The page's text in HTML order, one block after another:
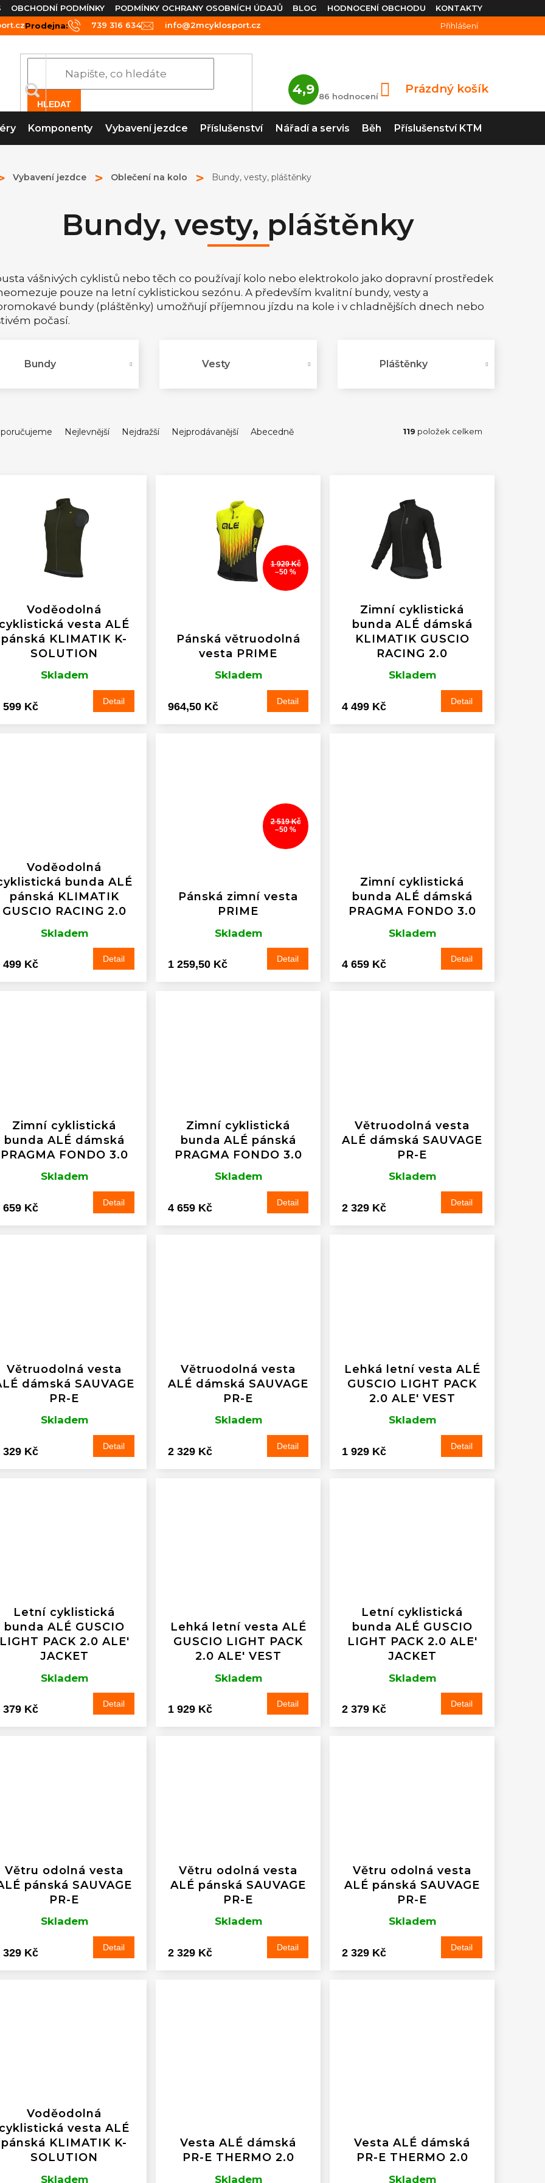
OBCHODNÍ PODMÍNKY PODMÍNKY OCHRANY OSOBNÍCH ÚDAJŮ BLOG KONTAKTY
HODNOCENÍ OBCHODU
Prodejna: 739 316 634 info@2mcyklosport.cz Přihlášení
HLEDAT
4,9
Průměrné
hodnocení
je
4,9
5
86 hodnocení
NÁKUPNÍ
Prázdný košík
Komponenty Vybavení jezdce Příslušenství Nářadí a servis Běh Příslušenství KTM
Vybavení jezdce Oblečení na kolo Bundy, vesty, pláštěnky
Bundy, vesty, pláštěnky
vášnivých cyklistů nebo těch co používají kolo nebo elektrokolo jako dopravní prostředek
pouze na letní cyklistickou sezónu. A především kvalitní bundy, vesty a
bundy (pláštěnky) umožňují příjemnou jízdu na kole i v chladnějších dnech nebo
počasí.
Bundy Vesty Pláštěnky
Nejlevnější Nejdražší Nejprodávanější Abecedně 119 položek celkem
Voděodolná
vesta ALÉ
pánská KLIMATIK K-
SOLUTION
Skladem
599 Kč Detail
1 929 Kč
–50 %
Pánská větruodolná
vesta PRIME
Skladem
964,50 Kč Detail
Zimní cyklistická
bunda ALÉ dámská
KLIMATIK GUSCIO
RACING 2.0
Skladem
4 499 Kč Detail
Voděodolná
bunda ALÉ
pánská KLIMATIK
GUSCIO RACING 2.0
Skladem
499 Kč Detail
2 519 Kč
–50 %
Pánská zimní vesta
PRIME
Skladem
1 259,50 Kč Detail
Zimní cyklistická
bunda ALÉ dámská
PRAGMA FONDO 3.0
Skladem
4 659 Kč Detail
Zimní cyklistická
bunda ALÉ dámská
PRAGMA FONDO 3.0
Skladem
659 Kč Detail
Zimní cyklistická
bunda ALÉ pánská
PRAGMA FONDO 3.0
Skladem
4 659 Kč Detail
Větruodolná vesta
ALÉ dámská SAUVAGE
PR-E
Skladem
2 329 Kč Detail
Větruodolná vesta
dámská SAUVAGE
PR-E
Skladem
329 Kč Detail
Větruodolná vesta
ALÉ dámská SAUVAGE
PR-E
Skladem
2 329 Kč Detail
Lehká letní vesta ALÉ
GUSCIO LIGHT PACK
2.0 ALE' VEST
Skladem
1 929 Kč Detail
Letní cyklistická
bunda ALÉ GUSCIO
PACK 2.0 ALE'
JACKET
Skladem
379 Kč Detail
Lehká letní vesta ALÉ
GUSCIO LIGHT PACK
2.0 ALE' VEST
Skladem
1 929 Kč Detail
Letní cyklistická
bunda ALÉ GUSCIO
LIGHT PACK 2.0 ALE'
JACKET
Skladem
2 379 Kč Detail
Větru odolná vesta
pánská SAUVAGE
PR-E
Skladem
329 Kč Detail
Větru odolná vesta
ALÉ pánská SAUVAGE
PR-E
Skladem
2 329 Kč Detail
Větru odolná vesta
ALÉ pánská SAUVAGE
PR-E
Skladem
2 329 Kč Detail
Voděodolná
vesta ALÉ
pánská KLIMATIK K-
SOLUTION
Skladem
Vesta ALÉ dámská
PR-E THERMO 2.0
Skladem
Vesta ALÉ dámská
PR-E THERMO 2.0
Skladem